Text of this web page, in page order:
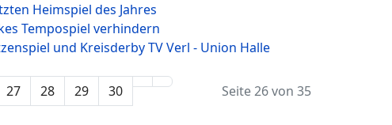
Heimspiel des Jahres
Tempospiel verhindern
und Kreisderby TV Verl - Union Halle
27 28 29 30 Seite 26 von 35